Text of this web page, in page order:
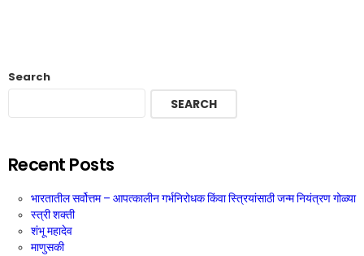
Search
SEARCH
Recent Posts
भारतातील सर्वोत्तम – आपत्कालीन गर्भनिरोधक किंवा स्त्रियांसाठी जन्म नियंत्रण गोळ्या
स्त्री शक्ती
शंभू महादेव
माणुसकी